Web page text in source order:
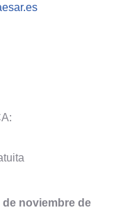
de noviembre de